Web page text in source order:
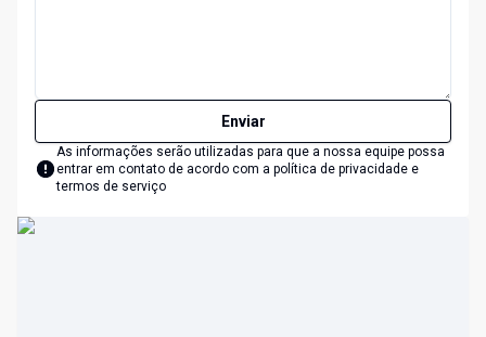
Enviar
As informações serão utilizadas para que a nossa equipe possa
entrar em contato de acordo com a política de privacidade e
termos de serviço